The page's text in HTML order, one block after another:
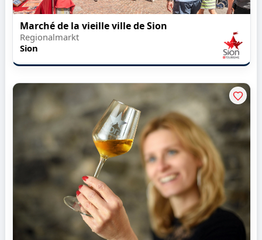
Marché de la vieille ville de Sion
Regionalmarkt
Sion